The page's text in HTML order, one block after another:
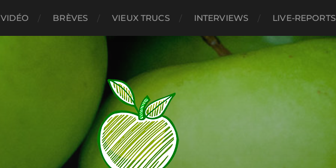
VIDÉO BRÈVES VIEUX TRUCS INTERVIEWS LIVE-REPORTS